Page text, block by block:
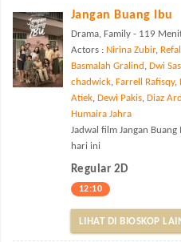
Jangan Buang Ibu
Drama, Family - 119
Actors : Nirina Zubir,
Basmalah Gralind , Dwi
chadwick, Farrell Rafisqy,
Atiek, Dewi Pakis, Diaz
Humaira Jahra
Jadwal film Jangan
hari ini
Regular 2D
12:10
LIHAT DI BIOSKOP